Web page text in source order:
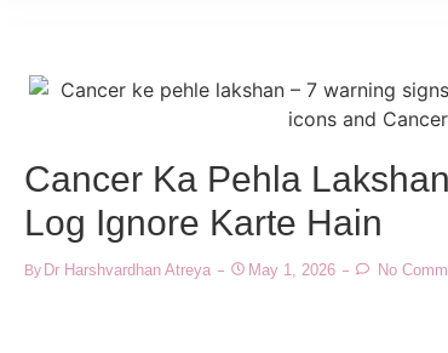
Cancer Ka Pehla
Log Ignore Karte Hain
By Dr Harshvardhan Atreya May 1, 2026 No